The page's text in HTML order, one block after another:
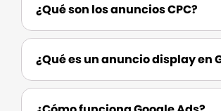
¿Qué son los anuncios CPC?
¿Qué es un anuncio display en